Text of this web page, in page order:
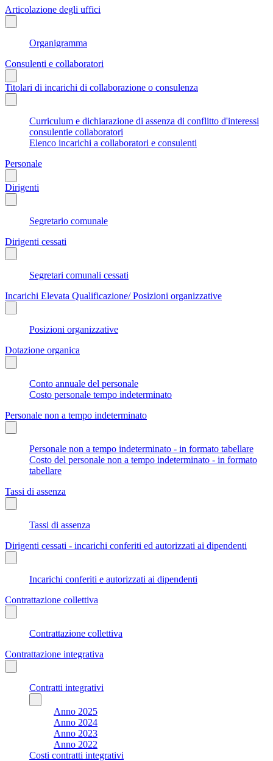
Articolazione degli uffici
Organigramma
Consulenti e collaboratori
Titolari di incarichi di collaborazione o consulenza
Curriculum e dichiarazione di assenza di conflitto d'interessi
consulentie collaboratori
Elenco incarichi a collaboratori e consulenti
Personale
Dirigenti
Segretario comunale
Dirigenti cessati
Segretari comunali cessati
Incarichi Elevata Qualificazione/ Posizioni organizzative
Posizioni organizzative
Dotazione organica
Conto annuale del personale
Costo personale tempo indeterminato
Personale non a tempo indeterminato
Personale non a tempo indeterminato - in formato tabellare
Costo del personale non a tempo indeterminato - in formato
tabellare
Tassi di assenza
Tassi di assenza
Dirigenti cessati - incarichi conferiti ed autorizzati ai dipendenti
Incarichi conferiti e autorizzati ai dipendenti
Contrattazione collettiva
Contrattazione collettiva
Contrattazione integrativa
Contratti integrativi
Anno 2025
Anno 2024
Anno 2023
Anno 2022
Costi contratti integrativi